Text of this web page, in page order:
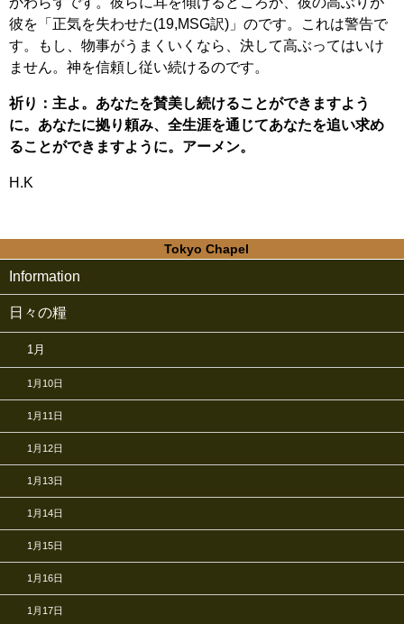
彼を「正気を失わせた(19,MSG訳)」のです。これは警告で
す。もし、物事がうまくいくなら、決して高ぶってはいけ
ません。神を信頼し従い続けるのです。
祈り：主よ。あなたを賛美し続けることができますよう
に。あなたに拠り頼み、全生涯を通じてあなたを追い求め
ることができますように。アーメン。
H.K
Tokyo Chapel
Information
日々の糧
1月
1月10日
1月11日
1月12日
1月13日
1月14日
1月15日
1月16日
1月17日